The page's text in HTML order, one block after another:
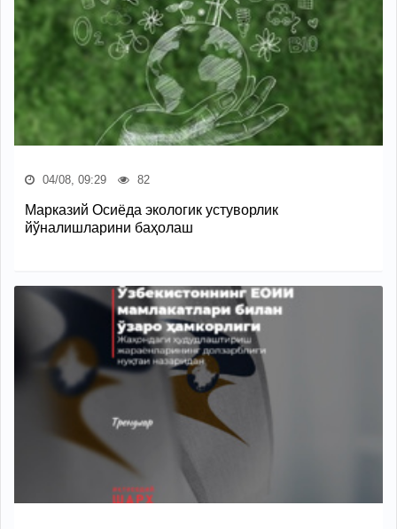
04/08, 09:29 82
Марказий Осиёда экологик устуворлик
йўналишларини баҳолаш